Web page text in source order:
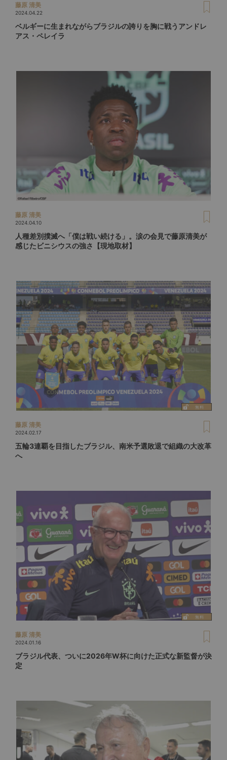
藤原 清美
2024.04.22
ベルギーに生まれながらブラジルの誇りを胸に戦うアンドレ
アス・ペレイラ
藤原 清美
2024.04.10
人種差別撲滅へ「僕は戦い続ける」。涙の会見で藤原清美が
感じたビニシウスの強さ【現地取材】
藤原 清美
2024.02.17
五輪3連覇を目指したブラジル、南米予選敗退で組織の大改革
へ
藤原 清美
2024.01.16
ブラジル代表、ついに2026年W杯に向けた正式な新監督が決
定